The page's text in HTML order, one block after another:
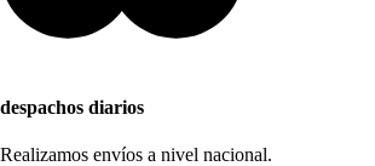
despachos diarios
Realizamos envíos a nivel nacional.